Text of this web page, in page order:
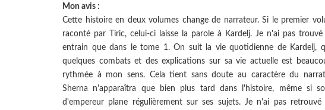
Mon avis :
Cette histoire en deux volumes change de narrateur. Si le premier
raconté par Tiric, celui-ci laisse la parole à Kardelj. Je n'ai pas
entrain que dans le tome 1. On suit la vie quotidienne de Kardelj,
quelques combats et des explications sur sa vie actuelle est
rythmée à mon sens. Cela tient sans doute au caractère du
Sherna n'apparaîtra que bien plus tard dans l'histoire, même si
d'empereur plane régulièrement sur ses sujets. Je n'ai pas retrouvé